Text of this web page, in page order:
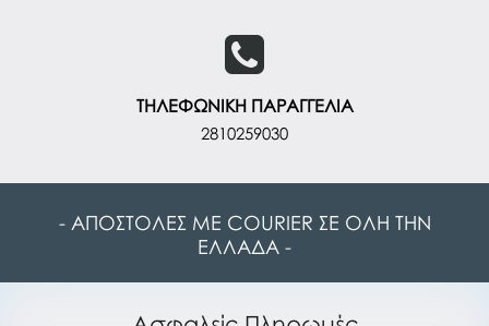
ΤΗΛΕΦΩΝΙΚΗ ΠΑΡΑΓΓΕΛΙΑ
2810259030
- ΑΠΟΣΤΟΛΕΣ ΜΕ COURIER ΣΕ ΟΛΗ ΤΗΝ
ΕΛΛΑΔΑ -